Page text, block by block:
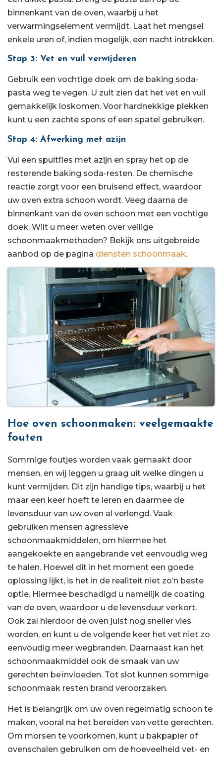
binnenkant van de oven, waarbij u het
verwarmingselement vermijdt. Laat het mengsel
enkele uren of, indien mogelijk, een nacht intrekken.
Stap 3: Vet en vuil verwijderen
Gebruik een vochtige doek om de baking soda-
pasta weg te vegen. U zult zien dat het vet en vuil
gemakkelijk loskomen. Voor hardnekkige plekken
kunt u een zachte spons of een spatel gebruiken.
Stap 4: Afwerking met azijn
Vul een spuitfles met azijn en spray het op de
resterende baking soda-resten. De chemische
reactie zorgt voor een bruisend effect, waardoor
uw oven extra schoon wordt. Veeg daarna de
binnenkant van de oven schoon met een vochtige
doek. Wilt u meer weten over veilige
schoonmaakmethoden? Bekijk ons uitgebreide
aanbod op de pagina diensten schoonmaak.
Hoe oven schoonmaken: veelgemaakte
fouten
Sommige foutjes worden vaak gemaakt door
mensen, en wij leggen u graag uit welke dingen u
kunt vermijden. Dit zijn handige tips, waarbij u het
maar een keer hoeft te leren en daarmee de
levensduur van uw oven al verlengd. Vaak
gebruiken mensen agressieve
schoonmaakmiddelen, om hiermee het
aangekoekte en aangebrande vet eenvoudig weg
te halen. Hoewel dit in het moment een goede
oplossing lijkt, is het in de realiteit niet zo’n beste
optie. Hiermee beschadigd u namelijk de coating
van de oven, waardoor u de levensduur verkort.
Ook zal hierdoor de oven juist nog sneller vies
worden, en kunt u de volgende keer het vet niet zo
eenvoudig meer wegbranden. Daarnaast kan het
schoonmaakmiddel ook de smaak van uw
gerechten beïnvloeden. Tot slot kunnen sommige
schoonmaak resten brand veroorzaken.
Het is belangrijk om uw oven regelmatig schoon te
maken, vooral na het bereiden van vette gerechten.
Om morsen te voorkomen, kunt u bakpapier of
ovenschalen gebruiken om de hoeveelheid vet- en